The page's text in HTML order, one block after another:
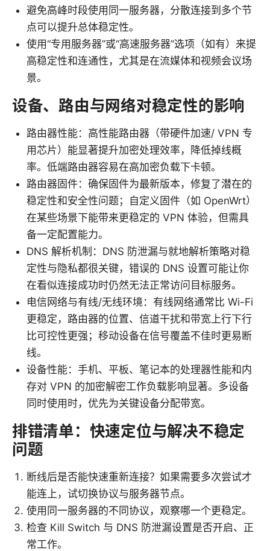
避免高峰时段使用同一服务器，分散连接到多个节
点可以提升总体稳定性。
使用“专用服务器”或“高速服务器”选项（如有）来提
高稳定性和连通性，尤其是在流媒体和视频会议场
景。
设备、路由与网络对稳定性的影响
路由器性能：高性能路由器（带硬件加速/ VPN 专
用芯片）能显著提升加密处理效率，降低掉线概
率。低端路由器容易在高加密负载下卡顿。
路由器固件：确保固件为最新版本，修复了潜在的
稳定性和安全性问题；自定义固件（如 OpenWrt）
在某些场景下能带来更稳定的 VPN 体验，但需具
备一定配置能力。
DNS 解析机制：DNS 防泄漏与就地解析策略对稳
定性与隐私都很关键，错误的 DNS 设置可能让你
在看似连接成功时仍然无法正常访问目标服务。
电信网络与有线/无线环境：有线网络通常比 Wi-Fi
更稳定，路由器的位置、信道干扰和带宽上行下行
比可控性更强；移动设备在信号覆盖不佳时更易断
线。
设备性能：手机、平板、笔记本的处理器性能和内
存对 VPN 的加密解密工作负载影响显著。多设备
同时使用时，优先为关键设备分配带宽。
排错清单：快速定位与解决不稳定
问题
断线后是否能快速重新连接？如果需要多次尝试才
能连上，试切换协议与服务器节点。
使用同一服务器的不同协议，观察哪一个更稳定。
检查 Kill Switch 与 DNS 防泄漏设置是否开启、正
常工作。